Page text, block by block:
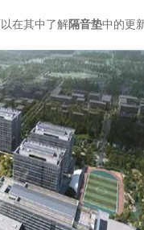
在其中了解隔音垫中的更